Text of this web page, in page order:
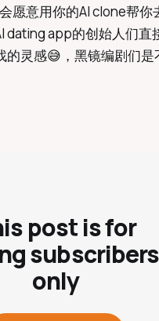
愿意用你的AI clone帮你
dating app的创始人们直
的灵感😅，黑镜编剧们是
post is for
subscribers
only